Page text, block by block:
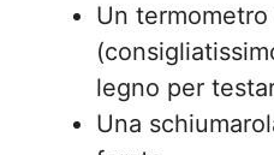
Un
legno per
Una